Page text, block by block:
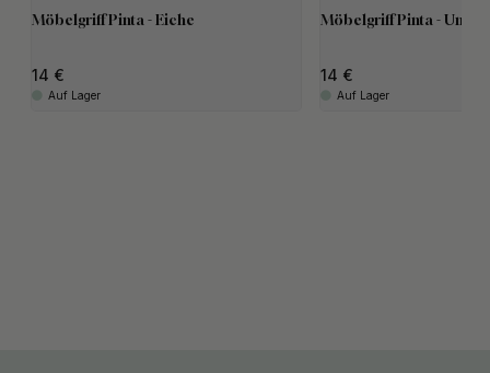
Möbelgriff Pinta - Eiche
14
Auf Lager
Möbelgriff Pinta -
14
Auf Lager